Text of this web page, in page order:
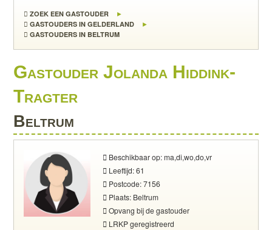
ZOEK EEN GASTOUDER
GASTOUDERS IN GELDERLAND
GASTOUDERS IN BELTRUM
Gastouder Jolanda Hiddink-
Tragter
Beltrum
Beschikbaar op: ma,di,wo,do,vr
Leeftijd: 61
Postcode: 7156
Plaats: Beltrum
Opvang bij de gastouder
LRKP geregistreerd